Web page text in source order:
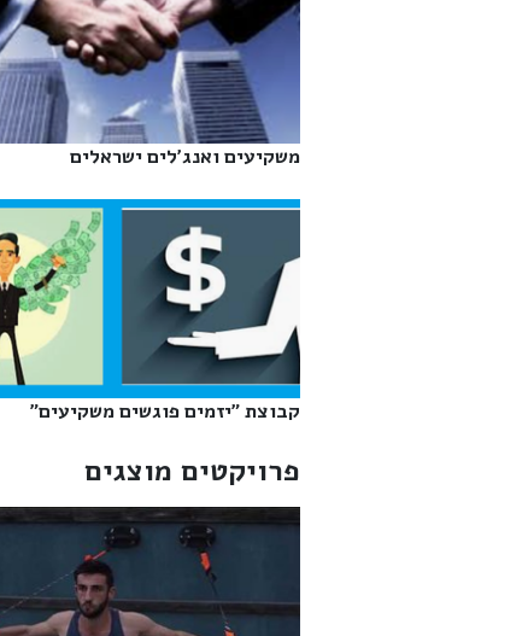
משקיעים ואנג'לים ישראלים‎
קבוצת "יזמים פוגשים משקיעים"‎
פרויקטים מוצגים